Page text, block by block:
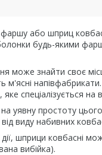
або шприц
будь-якими
може знайти своє
м'ясні напівфабрикати.
яке спеціалізується
уявну простоту
виду набивних
шприци ковбасні
вибійка).